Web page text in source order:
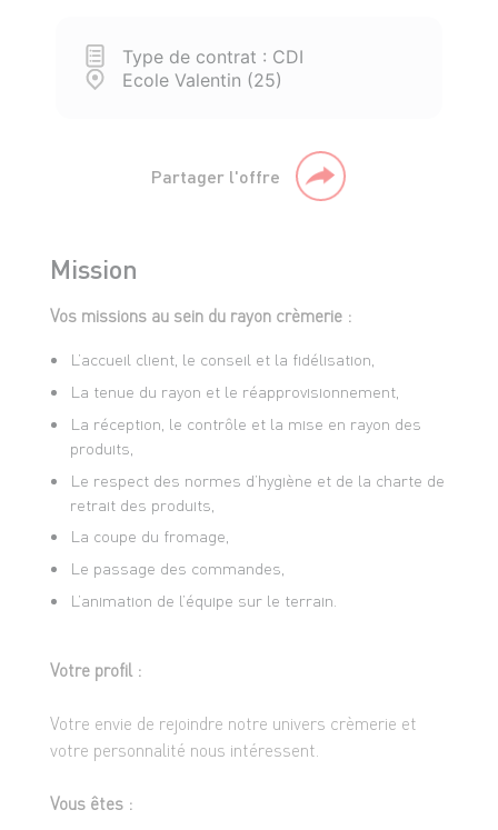
Type de contrat : CDI
Ecole Valentin (25)
Partager l'offre
Mission
Vos missions au sein du rayon crèmerie :
L’accueil client, le conseil et la fidélisation,
La tenue du rayon et le réapprovisionnement,
La réception, le contrôle et la mise en rayon des
produits,
Le respect des normes d’hygiène et de la charte de
retrait des produits,
La coupe du fromage,
Le passage des commandes,
L’animation de l’équipe sur le terrain.
Votre profil :
Votre envie de rejoindre notre univers crèmerie et
votre personnalité nous intéressent.
Vous êtes :